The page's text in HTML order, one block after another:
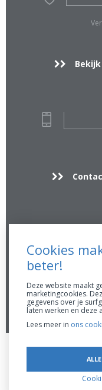
Maak een
Disclaimer
Cookies
beter!
Deze website maakt
marketingcookies.
gegevens over je
laten werken en deze
Lees meer in ons